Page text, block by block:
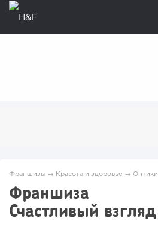
Франшизы → Красота и здоровье → Оптики
Франшиза
Счастливый взгляд